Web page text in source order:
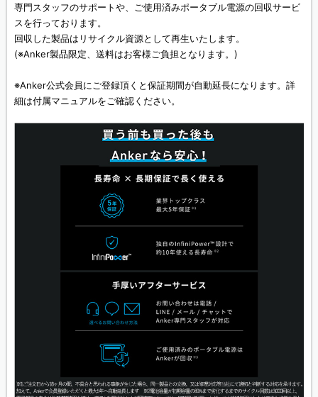
専門スタッフのサポートや、ご使用済みポータブル電源の回収サービ
スを行っております。
回収した製品はリサイクル資源として再生いたします。
(※Anker製品限定、送料はお客様ご負担となります。)
※Anker公式会員にご登録頂くと保証期間が自動延長になります。詳
細は付属マニュアルをご確認ください。